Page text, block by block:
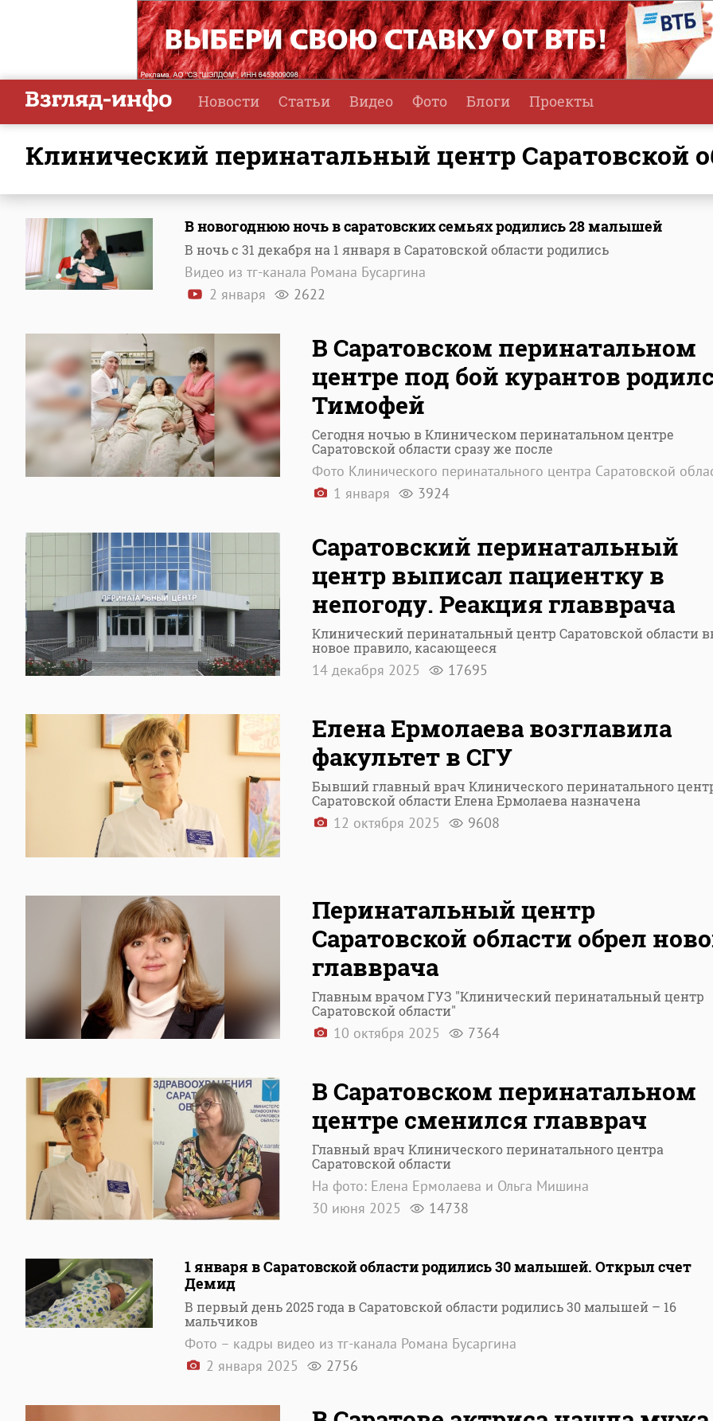
Новости Статьи Видео Фото Блоги Проекты
Клинический перинатальный центр Саратовской
В новогоднюю ночь в саратовских семьях родились 28 малышей
В ночь с 31 декабря на 1 января в Саратовской области родились
Видео из тг-канала Романа Бусаргина
2 января
2622
В Саратовском перинатальном
центре под бой курантов
Тимофей
Сегодня ночью в Клиническом перинатальном центре
Саратовской области сразу же после
Фото Клинического перинатального центра Саратовской
1 января
3924
Саратовский перинатальный
центр выписал пациентку в
непогоду. Реакция главврача
Клинический перинатальный центр Саратовской области
новое правило, касающееся
14 декабря 2025 17695
Елена Ермолаева возглавила
факультет в СГУ
Бывший главный врач Клинического перинатального
Саратовской области Елена Ермолаева назначена
12 октября 2025 9608
Перинатальный центр
Саратовской области обрел
главврача
Главным врачом ГУЗ "Клинический перинатальный центр
Саратовской области"
10 октября 2025 7364
В Саратовском перинатальном
центре сменился главврач
Главный врач Клинического перинатального центра
Саратовской области
На фото: Елена Ермолаева и Ольга Мишина
30 июня 2025
14738
1 января в Саратовской области родились 30 малышей. Открыл счет
Демид
В первый день 2025 года в Саратовской области родились 30 малышей – 16
мальчиков
Фото – кадры видео из тг-канала Романа Бусаргина
2 января 2025
2756